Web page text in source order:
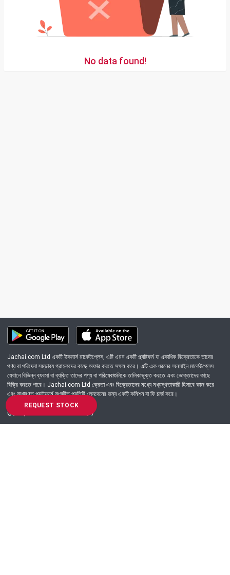
REQUEST STOCK
No data found!
Jachai.com Ltd একটি ইকমার্স মার্কেটপ্লেস, এটি এমন একটি প্ল্যাটফর্ম যা একাধিক বিক্রেতাকে তাদের
পণ্য বা পরিষেবা সম্ভাব্য গ্রাহকদের কাছে অফার করতে সক্ষম করে। এটি এক ধরনের অনলাইন মার্কেটপ্লেস
যেখানে বিভিন্ন ব্যবসা বা ব্যক্তি তাদের পণ্য বা পরিষেবাগুলিকে তালিকাভুক্ত করতে এবং ভোক্তাদের কাছে
বিক্রি করতে পারে। Jachai.com Ltd ক্রেতা এবং বিক্রেতাদের মধ্যে মধ্যস্থতাকারী হিসাবে কাজ করে
এবং সাধারণত প্ল্যাটফর্মে সংঘটিত প্রতিটি লেনদেনের জন্য একটি কমিশন বা ফি চার্জ করে।
Got Question? Call us 24/7